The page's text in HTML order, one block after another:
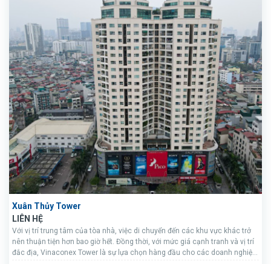
Xuân Thủy Tower
LIÊN HỆ
Với vị trí trung tâm của tòa nhà, việc di chuyển đến các khu vực khác trở
nên thuận tiện hơn bao giờ hết. Đồng thời, với mức giá cạnh tranh và vị trí
đắc địa, Vinaconex Tower là sự lựa chọn hàng đầu cho các doanh nghiệp